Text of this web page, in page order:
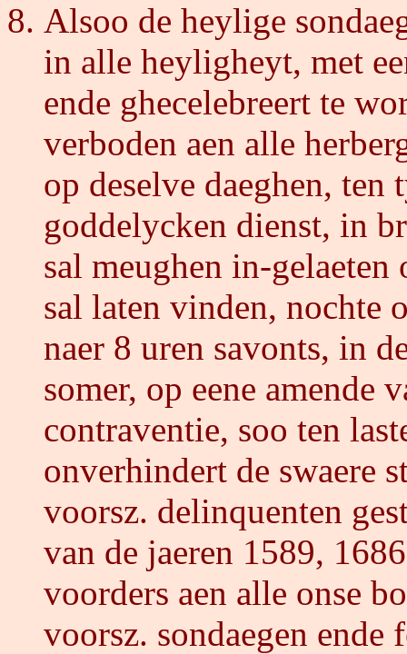
Alsoo de heylige
in alle heyligheyt, met
ende ghecelebreert te
verboden aen alle
op deselve daeghen,
goddelycken dienst, in
sal meughen in-
sal laten vinden, nochte
naer 8 uren savonts, in
somer, op eene amende
contraventie, soo ten
onverhindert de swaere
voorsz. delinquenten
van de jaeren 1589,
voorders aen alle onse
voorsz. sondaegen ende